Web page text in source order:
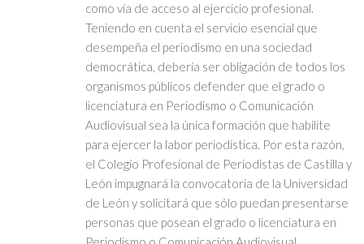
como vía de acceso al ejercicio profesional.
Teniendo en cuenta el servicio esencial que
desempeña el periodismo en una sociedad
democrática, debería ser obligación de todos los
organismos públicos defender que el grado o
licenciatura en Periodismo o Comunicación
Audiovisual sea la única formación que habilite
para ejercer la labor periodística. Por esta razón,
el Colegio Profesional de Periodistas de Castilla y
León impugnará la convocatoria de la Universidad
de León y solicitará que sólo puedan presentarse
personas que posean el grado o licenciatura en